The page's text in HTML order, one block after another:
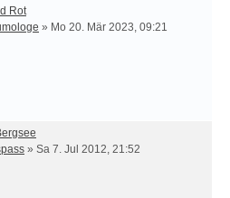
Rot
» Mo 20. Mär 2023, 09:21
» Sa 7. Jul 2012, 21:52